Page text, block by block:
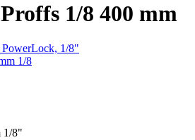
1/8 400 mm
1/8"